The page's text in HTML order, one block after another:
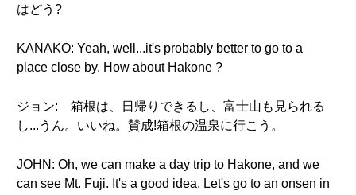
はどう?
KANAKO: Yeah, well...it's probably better to go to a
place close by. How about Hakone ?
ジョン: 箱根は、日帰りできるし、富士山も見られる
し...うん。いいね。賛成!箱根の温泉に行こう。
JOHN: Oh, we can make a day trip to Hakone, and we
can see Mt. Fuji. It's a good idea. Let's go to an onsen in